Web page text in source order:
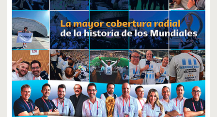
Cosquín
Rock
Radio
MediaKit
Adherite